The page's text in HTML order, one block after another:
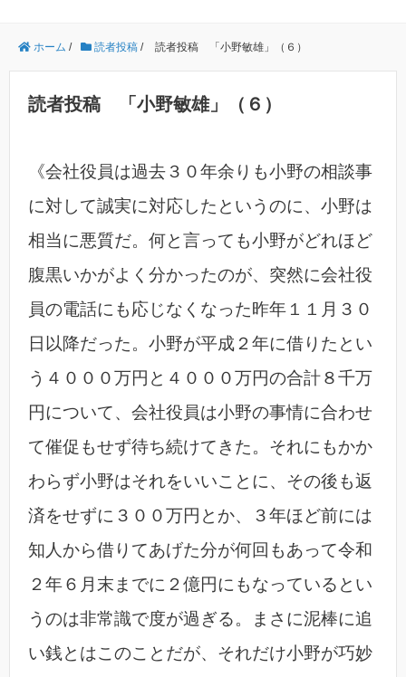
ホーム / 読者投稿 / 読者投稿 「小野敏雄」（６）
読者投稿 「小野敏雄」（６）
《会社役員は過去３０年余りも小野の相談事
に対して誠実に対応したというのに、小野は
相当に悪質だ。何と言っても小野がどれほど
腹黒いかがよく分かったのが、突然に会社役
員の電話にも応じなくなった昨年１１月３０
日以降だった。小野が平成２年に借りたとい
う４０００万円と４０００万円の合計８千万
円について、会社役員は小野の事情に合わせ
て催促もせず待ち続けてきた。それにもかか
わらず小野はそれをいいことに、その後も返
済をせずに３００万円とか、３年ほど前には
知人から借りてあげた分が何回もあって令和
２年６月末までに２億円にもなっているとい
うのは非常識で度が過ぎる。まさに泥棒に追
い銭とはこのことだが、それだけ小野が巧妙